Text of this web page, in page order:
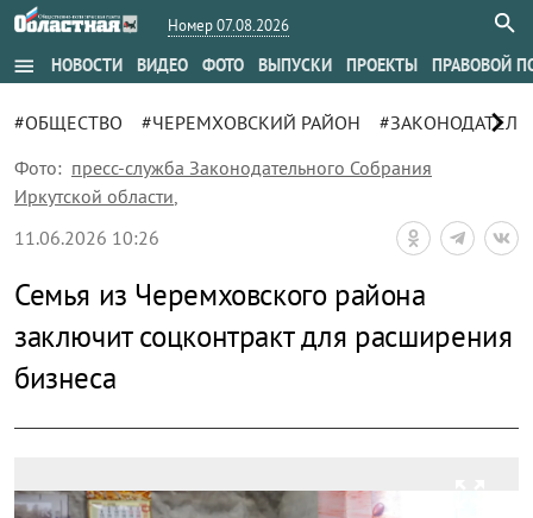
Номер 07.08.2026
menu НОВОСТИ ВИДЕО ФОТО ВЫПУСКИ ПРОЕКТЫ ПРАВОВОЙ
#ОБЩЕСТВО #ЧЕРЕМХОВСКИЙ РАЙОН chevron_right
Фото: пресс-служба Законодательного Собрания
Иркутской области,
11.06.2026 10:26
Семья из Черемховского района
заключит соцконтракт для расширения
бизнеса